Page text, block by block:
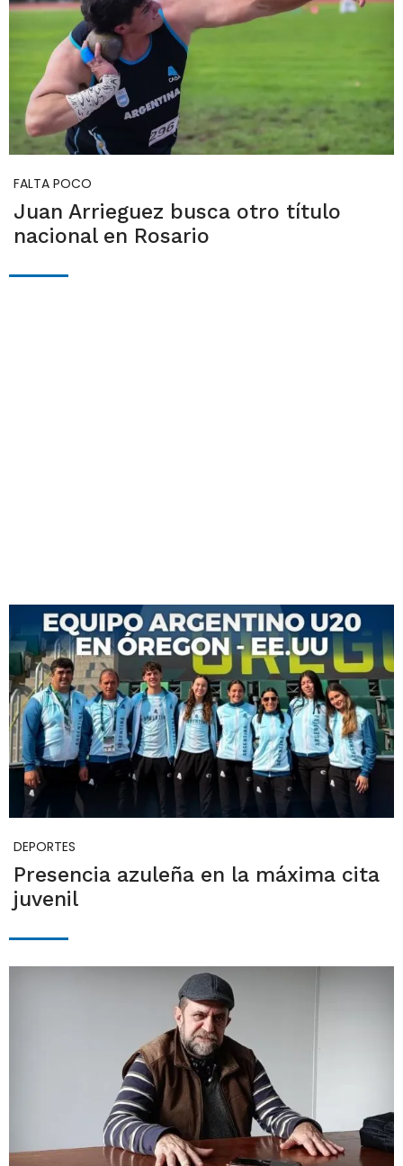
FALTA POCO
Juan Arrieguez busca otro título
nacional en Rosario
DEPORTES
Presencia azuleña en la máxima cita
juvenil